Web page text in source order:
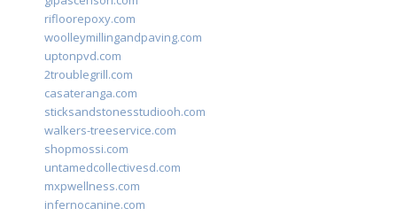
rifloorepoxy.com
woolleymillingandpaving.com
uptonpvd.com
2troublegrill.com
casateranga.com
sticksandstonesstudiooh.com
walkers-treeservice.com
shopmossi.com
untamedcollectivesd.com
mxpwellness.com
infernocanine.com